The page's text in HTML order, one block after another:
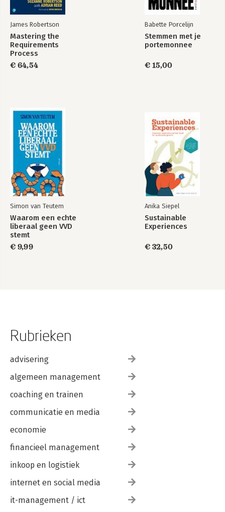
James Robertson
Mastering the
Requirements
Process
€ 64,54
Babette Porcelijn
Stemmen met je
portemonnee
€ 15,00
Simon van Teutem
Waarom een echte
liberaal geen VVD
stemt
€ 9,99
Anika Siepel
Sustainable
Experiences
€ 32,50
Rubrieken
advisering
algemeen management
coaching en trainen
communicatie en media
economie
financieel management
inkoop en logistiek
internet en social media
it-management / ict